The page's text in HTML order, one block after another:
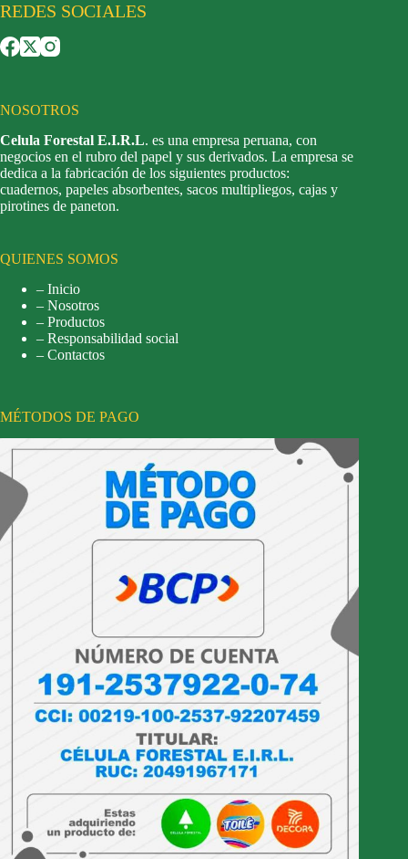
REDES SOCIALES
NOSOTROS
Celula Forestal E.I.R.L. es una empresa peruana, con
negocios en el rubro del papel y sus derivados. La empresa se
dedica a la fabricación de los siguientes productos:
cuadernos, papeles absorbentes, sacos multipliegos, cajas y
pirotines de paneton.
QUIENES SOMOS
– Inicio
– Nosotros
– Productos
– Responsabilidad social
– Contactos
MÉTODOS DE PAGO